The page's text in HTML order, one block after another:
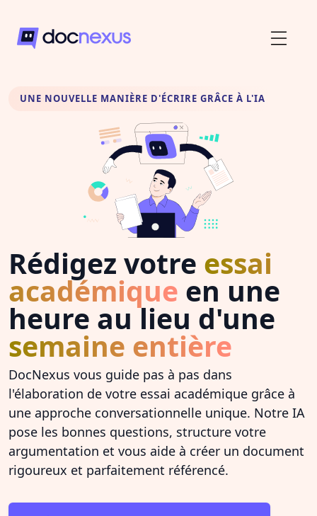
UNE NOUVELLE MANIÈRE D'ÉCRIRE GRÂCE À L'IA
Rédigez votre essai
académique en une
heure au lieu d'une
semaine entière
DocNexus vous guide pas à pas dans
l'élaboration de votre essai académique grâce à
une approche conversationnelle unique. Notre IA
pose les bonnes questions, structure votre
argumentation et vous aide à créer un document
rigoureux et parfaitement référencé.